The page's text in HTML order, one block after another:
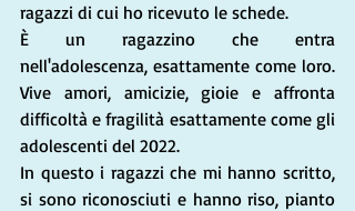
ragazzi di cui ho ricevuto le schede.
È un ragazzino che entra
nell'adolescenza, esattamente come loro.
Vive amori, amicizie, gioie e affronta
difficoltà e fragilità esattamente come gli
adolescenti del 2022.
In questo i ragazzi che mi hanno scritto,
si sono riconosciuti e hanno riso, pianto